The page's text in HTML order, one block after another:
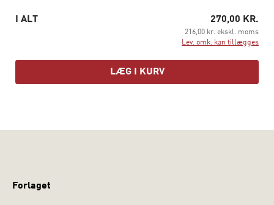
I ALT 270,00 KR.
216,00 kr. ekskl. moms
Lev. omk. kan tillægges
LÆG I KURV
Forlaget